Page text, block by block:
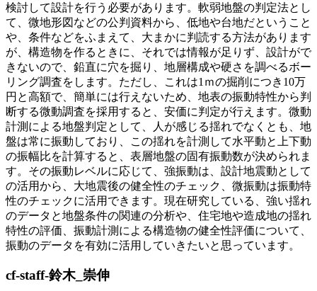
検討して設計を行う必要があります。軟弱地盤の判定法とし
て、微地形図などの公判資料から、低地や台地だということ
や、条件などをふまえて、大まかに判読する方法があります
が、構造物を作るときに、それでは情報が足りず、設計がで
きないので、鉛直に穴を掘り、地層構成や硬さを調べるボー
リング調査をします。ただし、これは1ｍの掘削につき10万
円と高額で、簡単には行えないため、地表の振動特性から判
断する微動調査を採用すると、安価に判定が行えます。微動
計測による地盤判定として、人が感じる揺れでなくとも、地
盤は常に振動しており、この揺れを計測して水平動と上下動
の振幅比を計算すると、表層地盤の固有振動数が決められま
す。その振動レベルに応じて、強振動は、設計地震動として
の活用から、大地震後の健全性のチェック、微振動は振動特
性のチェックに活用できます。現在研究している、強い揺れ
のデータと地盤条件の関連の分析や、住宅地や造成地の揺れ
特性の評価、振動計測による構造物の健全性評価について、
振動のデータを有効に活用していきたいと思っています。
cf-staff-鈴木_崇伸